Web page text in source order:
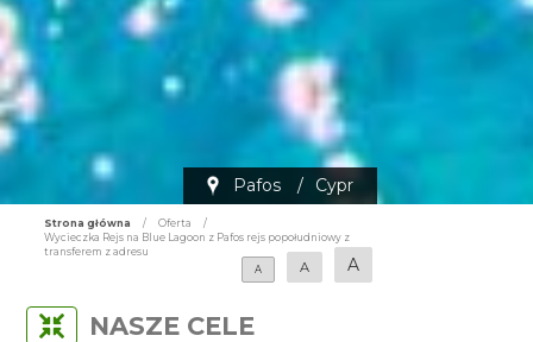
Pafos / Cypr
Strona główna / Oferta
/
Wycieczka Rejs na Blue Lagoon z Pafos rejs popołudniowy z
transferem z adresu
A
A A
NASZE CELE